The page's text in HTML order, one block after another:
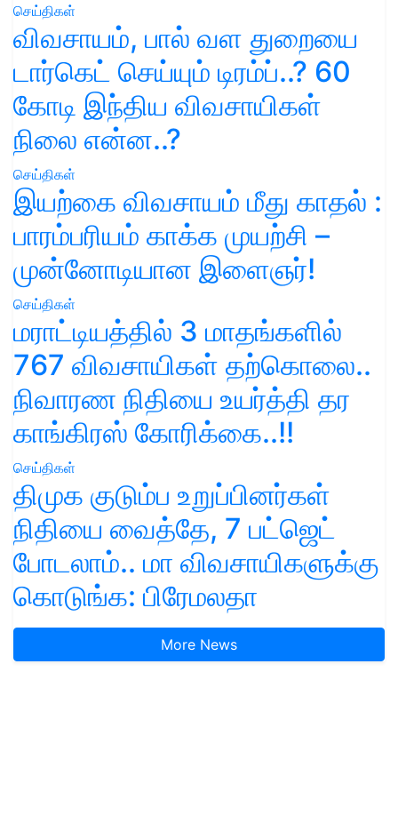
செய்திகள்
விவசாயம், பால் வள துறையை
டார்கெட் செய்யும் டிரம்ப்..? 60
கோடி இந்திய விவசாயிகள்
நிலை என்ன..?
செய்திகள்
இயற்கை விவசாயம் மீது காதல் :
பாரம்பரியம் காக்க முயற்சி –
முன்னோடியான இளைஞர்!
செய்திகள்
மராட்டியத்தில் 3 மாதங்களில்
767 விவசாயிகள் தற்கொலை..
நிவாரண நிதியை உயர்த்தி தர
காங்கிரஸ் கோரிக்கை..!!
செய்திகள்
திமுக குடும்ப உறுப்பினர்கள்
நிதியை வைத்தே, 7 பட்ஜெட்
போடலாம்.. மா விவசாயிகளுக்கு
கொடுங்க: பிரேமலதா
More News